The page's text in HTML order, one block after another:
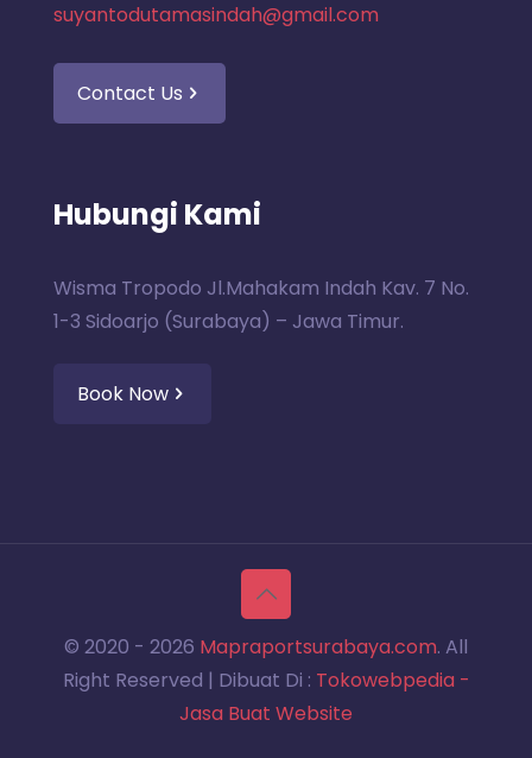
suyantodutamasindah@gmail.com
Contact Us
Hubungi Kami
Wisma Tropodo Jl.Mahakam Indah Kav. 7 No.
1-3 Sidoarjo (Surabaya) – Jawa Timur.
Book Now
© 2020 - 2026 Mapraportsurabaya.com. All
Right Reserved | Dibuat Di : Tokowebpedia -
Jasa Buat Website